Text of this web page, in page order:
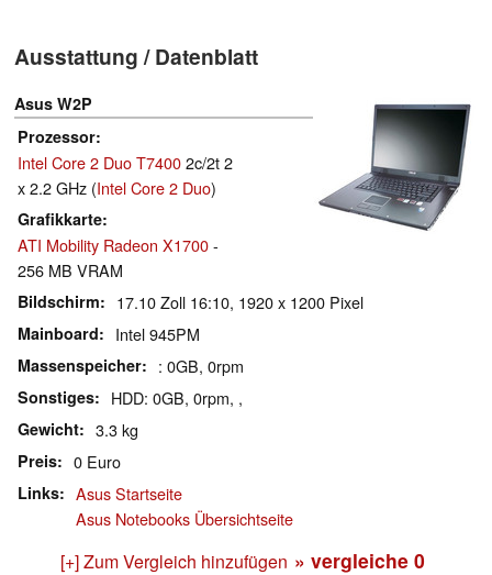
Ausstattung / Datenblatt
Asus W2P
Prozessor
Intel Core 2 Duo T74002c/2t 2
x 2.2 GHz (Intel Core 2 Duo)
Grafikkarte
ATI Mobility Radeon X1700-
256 MB VRAM
Bildschirm 17.10 Zoll 16:10, 1920 x 1200 Pixel
Mainboard Intel 945PM
Massenspeicher : 0GB, 0rpm
Sonstiges HDD: 0GB, 0rpm, ,
Gewicht 3.3 kg
Preis 0 Euro
Links
Asus Startseite
Asus Notebooks Übersichtseite
[+] Zum Vergleich hinzufügen » vergleiche 0